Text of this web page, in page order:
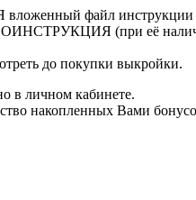
файл инструкции
(при её
до покупки выкройки.
в личном кабинете.
накопленных Вами